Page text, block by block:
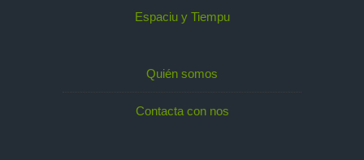
Espaciu y Tiempu
Quién somos
Contacta con nos